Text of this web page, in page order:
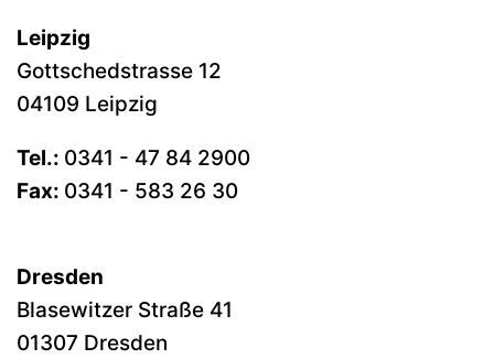
Leipzig
Gottschedstrasse 12
04109 Leipzig
Tel.: 0341 - 47 84 2900
Fax: 0341 - 583 26 30
Dresden
Blasewitzer Straße 41
01307 Dresden